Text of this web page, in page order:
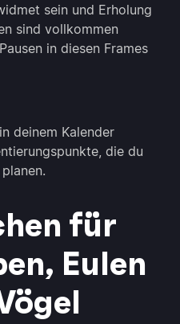
sein und Erholung
sind vollkommen
in diesen Frames
deinem Kalender
die du
für
Eulen